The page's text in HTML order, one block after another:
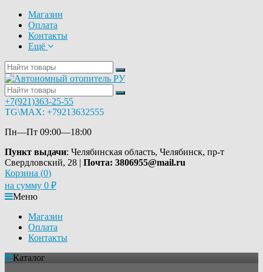
Магазин
Оплата
Контакты
Ещё
+7(921)363-25-55
TG\MAX: +79213632555
Пн—Пт 09:00—18:00
Пункт выдачи: Челябинская область, Челябинск, пр-т
Свердловский, 28 | Почта: 3806955@mail.ru
Корзина (0)
на сумму 0 ₽
Меню
Магазин
Оплата
Контакты
Каталог